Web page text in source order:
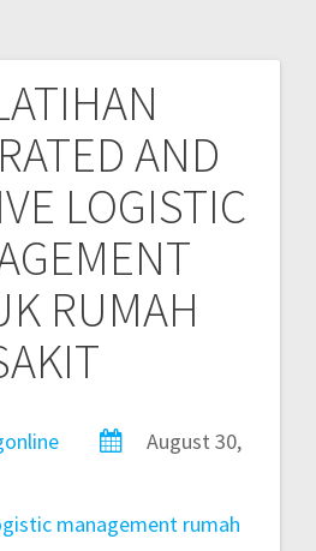
AND
LOGISTIC
RUMAH
August 30,
management rumah